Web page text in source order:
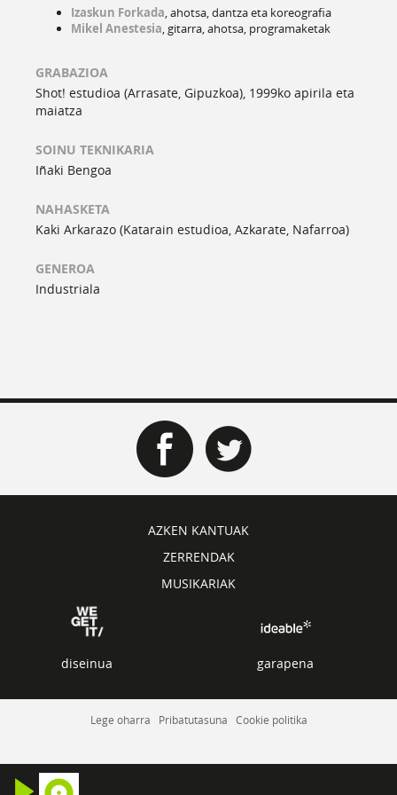
Izaskun Forkada, ahotsa, dantza eta koreografia
Mikel Anestesia, gitarra, ahotsa, programaketak
GRABAZIOA
Shot! estudioa (Arrasate, Gipuzkoa), 1999ko apirila eta
maiatza
SOINU TEKNIKARIA
Iñaki Bengoa
NAHASKETA
Kaki Arkarazo (Katarain estudioa, Azkarate, Nafarroa)
GENEROA
Industriala
AZKEN KANTUAK
ZERRENDAK
MUSIKARIAK
diseinua garapena
Lege oharra Pribatutasuna Cookie politika